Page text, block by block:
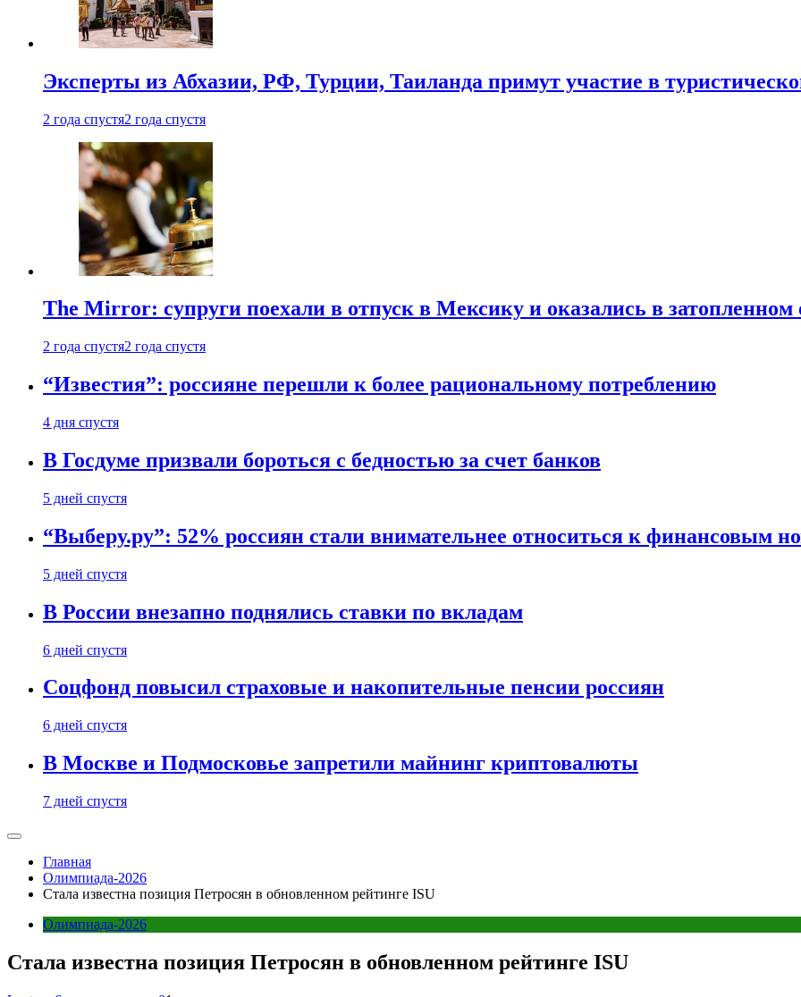
Эксперты из Абхазии, РФ, Турции, Таиланда примут участие в
2 года спустя2 года спустя
The Mirror: супруги поехали в отпуск в Мексику и оказались в затопленном
2 года спустя2 года спустя
“Известия”: россияне перешли к более рациональному потреблению
4 дня спустя
В Госдуме призвали бороться с бедностью за счет банков
5 дней спустя
“Выберу.ру”: 52% россиян стали внимательнее относиться к финансовым
5 дней спустя
В России внезапно поднялись ставки по вкладам
6 дней спустя
Соцфонд повысил страховые и накопительные пенсии россиян
6 дней спустя
В Москве и Подмосковье запретили майнинг криптовалюты
7 дней спустя
Главная
Олимпиада-2026
Стала известна позиция Петросян в обновленном рейтинге ISU
Олимпиада-2026
Стала известна позиция Петросян в обновленном рейтинге ISU